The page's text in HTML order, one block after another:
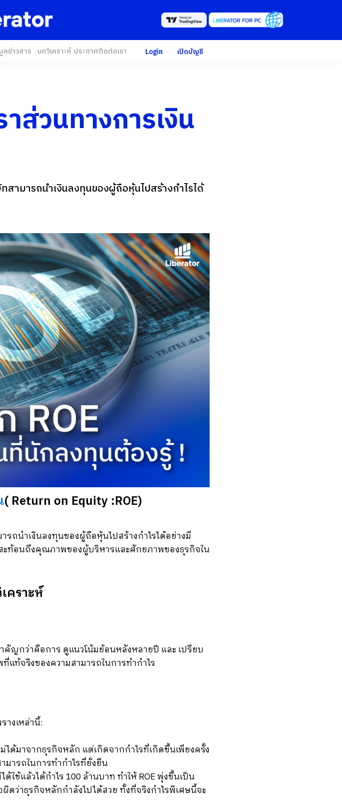
ลข่าวสาร บทวิเคราะห์ ประกาศติดต่อเรา Login เปิดบัญชี
าส่วนทางการเงิน
สามารถนำเงินลงทุนของผู้ถือหุ้นไปสร้างกำไรได้
( Return on Equity :ROE)
ถนำเงินลงทุนของผู้ถือหุ้นไปสร้างกำไรได้อย่างมี
ะท้อนถึงคุณภาพของผู้บริหารและศักยภาพของธุรกิจใน
คราะห์
คัญกว่าคือการ ดูแนวโน้มย้อนหลังหลายปี และ เปรียบ
แท้จริงของความสามารถในการทำกำไร
งเหล่านี้:
ได้มาจากธุรกิจหลัก แต่เกิดจากกำไรที่เกิดขึ้นเพียงครั้ง
มารถในการทำกำไรที่ยั่งยืน
ช้แล้วได้กำไร 100 ล้านบาท ทำให้ ROE พุ่งขึ้นเป็น
ดว่าธุรกิจหลักกำลังไปได้สวย ทั้งที่จริงกำไรพิเศษนี้จะ